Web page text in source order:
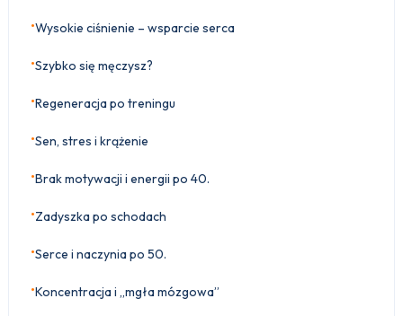
•Wysokie ciśnienie – wsparcie serca
•Szybko się męczysz?
•Regeneracja po treningu
•Sen, stres i krążenie
•Brak motywacji i energii po 40.
•Zadyszka po schodach
•Serce i naczynia po 50.
•Koncentracja i „mgła mózgowa”